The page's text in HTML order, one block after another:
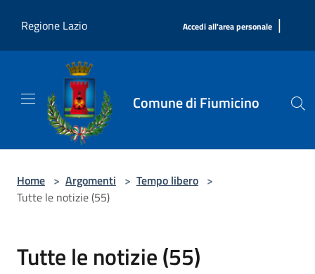
Regione Lazio
Accedi all'area personale |
Comune di Fiumicino
Home > Argomenti > Tempo libero >
Tutte le notizie (55)
Tutte le notizie (55)